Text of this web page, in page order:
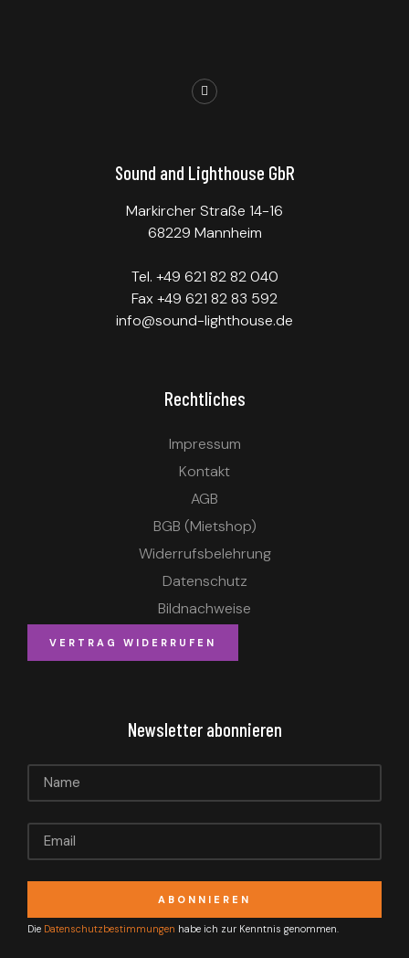
Sound and Lighthouse GbR
Markircher Straße 14-16
68229 Mannheim
Tel. +49 621 82 82 040
Fax +49 621 82 83 592
info@sound-lighthouse.de
Rechtliches
Impressum
Kontakt
AGB
BGB (Mietshop)
Widerrufsbelehrung
Datenschutz
Bildnachweise
VERTRAG WIDERRUFEN
Newsletter abonnieren
ABONNIEREN
Die Datenschutzbestimmungen habe ich zur Kenntnis genommen.